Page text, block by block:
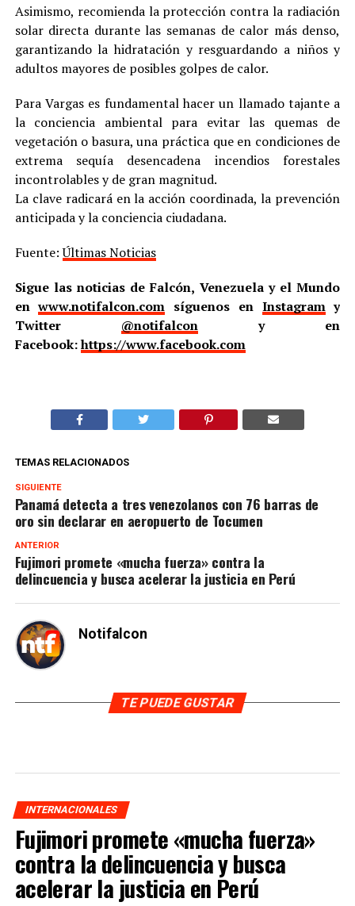
Asimismo, recomienda la protección contra la radiación
solar directa durante las semanas de calor más denso,
garantizando la hidratación y resguardando a niños y
adultos mayores de posibles golpes de calor.
Para Vargas es fundamental hacer un llamado tajante a
la conciencia ambiental para evitar las quemas de
vegetación o basura, una práctica que en condiciones de
extrema sequía desencadena incendios forestales
incontrolables y de gran magnitud.
La clave radicará en la acción coordinada, la prevención
anticipada y la conciencia ciudadana.
Fuente:Últimas Noticias
Sigue las noticias de Falcón, Venezuela y el Mundo
enwww.notifalcon.com síguenos en Instagramy
Twitter @notifalcony en
Facebook:https://www.facebook.com
TEMAS RELACIONADOS
SIGUIENTE
Panamá detecta a tres venezolanos con 76 barras de
oro sin declarar en aeropuerto de Tocumen
ANTERIOR
Fujimori promete «mucha fuerza» contra la
delincuencia y busca acelerar la justicia en Perú
Notifalcon
TE PUEDE GUSTAR
INTERNACIONALES
Fujimori promete «mucha fuerza»
contra la delincuencia y busca
acelerar la justicia en Perú